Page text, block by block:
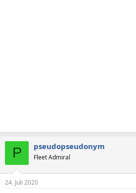
P pseudopseudonym
Fleet Admiral
24. Juli 2020